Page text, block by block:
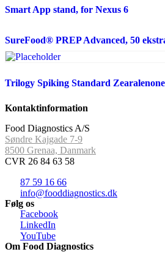
Smart App stand, for Nexus 6
SureFood® PREP Advanced, 50
Trilogy Spiking Standard
Kontaktinformation
Food Diagnostics A/S
Søndre Kajgade 7-9
8500 Grenaa, Danmark
CVR 26 84 63 58
87 59 16 66
info@fooddiagnostics.dk
Følg os
Facebook
LinkedIn
YouTube
Om Food Diagnostics